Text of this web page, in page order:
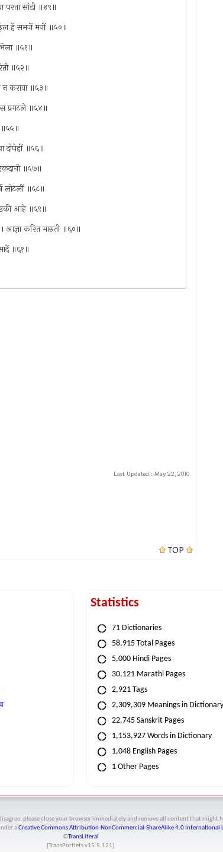
परता सांडी ॥४९॥
हें समजें मनीं ॥५०॥
॥५१॥
॥५२॥
न करावा ॥५३॥
प्रगटले ॥५४॥
॥५५॥
दोघेहीं ॥५६॥
॥५७॥
लोटलीं ॥५८॥
आहे ॥५९॥
। आज्ञा करित मारुती ॥६०॥
॥६१॥
Last Updated : May 22, 2010
TOP
Statistics
71 Dictionaries
58,915 Total Pages
5,000 Hindi Pages
30,121 Marathi Pages
2,921 Tags
2,309,309 Meanings in Dictionary
22,745 Sanskrit Pages
1,153,927 Words in Dictionary
1,048 English Pages
1 Other Pages
please close your browser immediately and remove all content that might
aCreative Commons Attribution-NonCommercial-ShareAlike 4.0 International
©TransLiteral
[TransPortlets v15.5.121